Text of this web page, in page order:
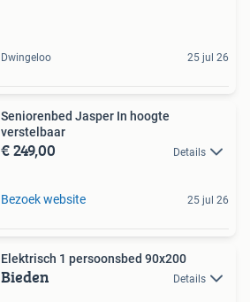
Dwingeloo 25 jul 26
Seniorenbed Jasper In hoogte
verstelbaar
€ 249,00 Details
Bezoek website 25 jul 26
Elektrisch 1 persoonsbed 90x200
Bieden Details